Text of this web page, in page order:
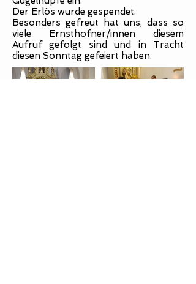
Der Erlös wurde gespendet.
Besonders gefreut hat uns, dass so
viele Ernsthofner/innen diesem
Aufruf gefolgt sind und in Tracht
diesen Sonntag gefeiert haben.